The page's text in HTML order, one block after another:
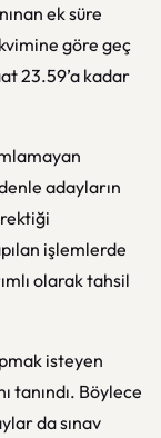
ek süre
göre geç
23.59’a kadar
adayların
işlemlerde
olarak tahsil
isteyen
tanındı. Böylece
da sınav